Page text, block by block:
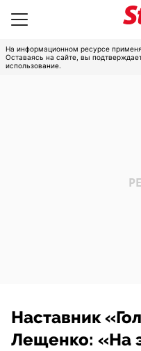
На информационном ресурсе
Оставаясь на сайте, вы
использование.
Наставник
Лещенко: «На